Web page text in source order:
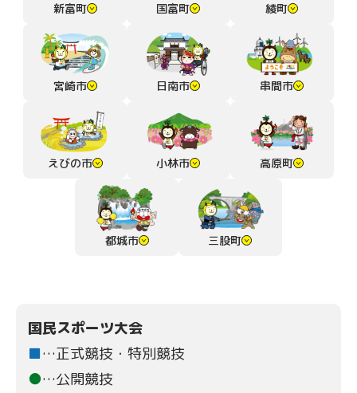
新富町 国富町 綾町
宮崎市 日南市 串間市
えびの市 小林市 高原町
都城市 三股町
国民スポーツ大会
■…正式競技・特別競技
●…公開競技